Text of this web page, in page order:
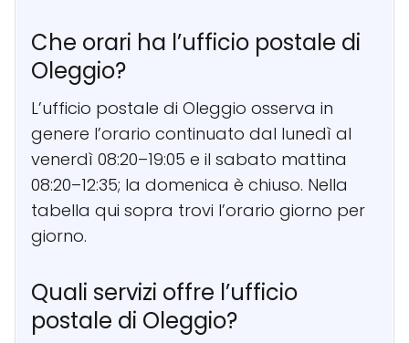
Che orari ha l’ufficio postale di
Oleggio?
L’ufficio postale di Oleggio osserva in
genere l’orario continuato dal lunedì al
venerdì 08:20–19:05 e il sabato mattina
08:20–12:35; la domenica è chiuso. Nella
tabella qui sopra trovi l’orario giorno per
giorno.
Quali servizi offre l’ufficio
postale di Oleggio?